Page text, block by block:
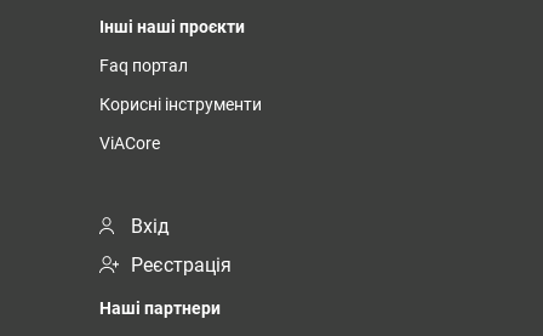
Інші наші проєкти
Faq портал
Корисні інструменти
ViACore
Вхід
Реєстрація
Наші партнери